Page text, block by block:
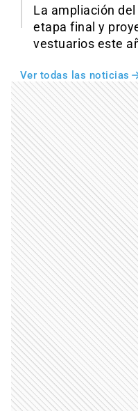
La ampliación
etapa final y
vestuarios este
Ver todas las noticias